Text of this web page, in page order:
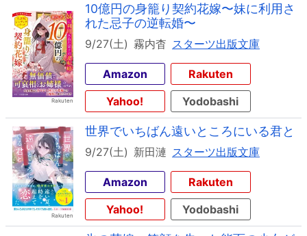
10億円の身籠り契約花嫁〜妹に利用さ
れた忌子の逆転婚〜
9/27(土) 霧内杳 スターツ出版文庫
Amazon
Rakuten
Yahoo!
Yodobashi
世界でいちばん遠いところにいる君と
9/27(土) 新田漣 スターツ出版文庫
Amazon
Rakuten
Yahoo!
Yodobashi